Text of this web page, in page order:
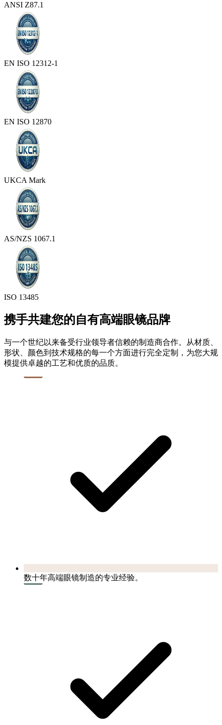
ANSI Z87.1
EN ISO 12312-1
EN ISO 12870
UKCA Mark
AS/NZS 1067.1
ISO 13485
携手共建您的自有高端眼镜品牌
与一个世纪以来备受行业领导者信赖的制造商合作。从材质、
形状、颜色到技术规格的每一个方面进行完全定制，为您大规
模提供卓越的工艺和优质的品质。
数十年高端眼镜制造的专业经验。